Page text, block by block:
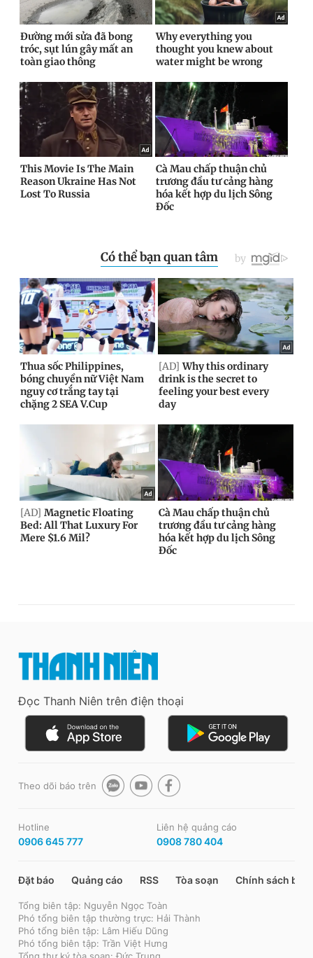
Đọc Thanh Niên trên điện thoại
Theo dõi báo trên
Hotline
0906 645 777
Liên hệ quảng cáo
0908 780 404
Đặt báo Quảng cáo RSS Tòa soạn Chính sách bảo
Tổng biên tập: Nguyễn Ngọc Toàn
Phó tổng biên tập thường trực: Hải Thành
Phó tổng biên tập: Lâm Hiếu Dũng
Phó tổng biên tập: Trần Việt Hưng
Tổng thư ký tòa soạn: Đức Trung